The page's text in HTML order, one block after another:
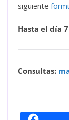
siguiente
Hasta el día
Consultas: